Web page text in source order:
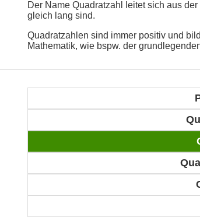
Der Name Quadratzahl leitet sich aus
gleich lang sind.
Quadratzahlen sind immer positiv und
Mathematik, wie bspw. der